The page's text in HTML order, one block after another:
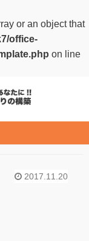
or an object that
office-
on line
2017.11.20